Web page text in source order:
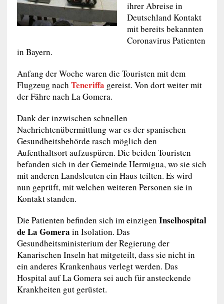
ihrer Abreise in
Deutschland Kontakt
mit bereits bekannten
Coronavirus Patienten
in Bayern.
Anfang der Woche waren die Touristen mit dem
Flugzeug nach Teneriffa gereist. Von dort weiter mit
der Fähre nach La Gomera.
Dank der inzwischen schnellen
Nachrichtenübermittlung war es der spanischen
Gesundheitsbehörde rasch möglich den
Aufenthaltsort aufzuspüren. Die beiden Touristen
befanden sich in der Gemeinde Hermigua, wo sie sich
mit anderen Landsleuten ein Haus teilten. Es wird
nun geprüft, mit welchen weiteren Personen sie in
Kontakt standen.
Die Patienten befinden sich im einzigen Inselhospital
de La Gomera in Isolation. Das
Gesundheitsministerium der Regierung der
Kanarischen Inseln hat mitgeteilt, dass sie nicht in
ein anderes Krankenhaus verlegt werden. Das
Hospital auf La Gomera sei auch für ansteckende
Krankheiten gut gerüstet.